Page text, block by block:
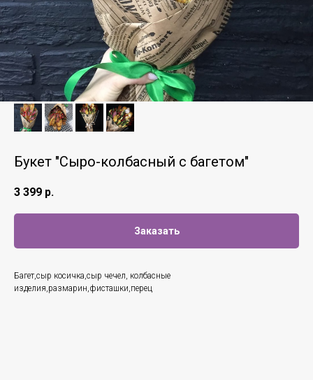
Букет "Сыро-колбасный с багетом"
3 399 р.
Заказать
Багет,сыр косичка,сыр чечел, колбасные
изделия,размарин,фисташки,перец